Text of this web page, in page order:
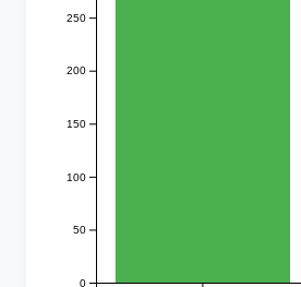
0
50
100
150
200
250